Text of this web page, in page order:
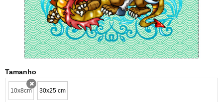
Tamanho
10x8cm
x 30x25 cm